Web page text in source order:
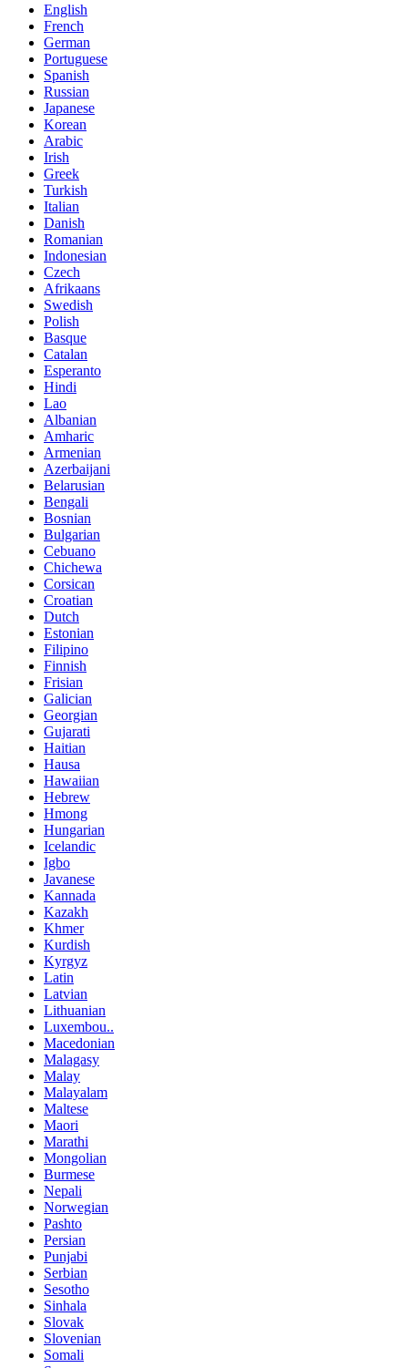
English
French
German
Portuguese
Spanish
Russian
Japanese
Korean
Arabic
Irish
Greek
Turkish
Italian
Danish
Romanian
Indonesian
Czech
Afrikaans
Swedish
Polish
Basque
Catalan
Esperanto
Hindi
Lao
Albanian
Amharic
Armenian
Azerbaijani
Belarusian
Bengali
Bosnian
Bulgarian
Cebuano
Chichewa
Corsican
Croatian
Dutch
Estonian
Filipino
Finnish
Frisian
Galician
Georgian
Gujarati
Haitian
Hausa
Hawaiian
Hebrew
Hmong
Hungarian
Icelandic
Igbo
Javanese
Kannada
Kazakh
Khmer
Kurdish
Kyrgyz
Latin
Latvian
Lithuanian
Luxembou..
Macedonian
Malagasy
Malay
Malayalam
Maltese
Maori
Marathi
Mongolian
Burmese
Nepali
Norwegian
Pashto
Persian
Punjabi
Serbian
Sesotho
Sinhala
Slovak
Slovenian
Somali